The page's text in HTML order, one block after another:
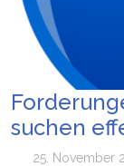
suchen
25. November